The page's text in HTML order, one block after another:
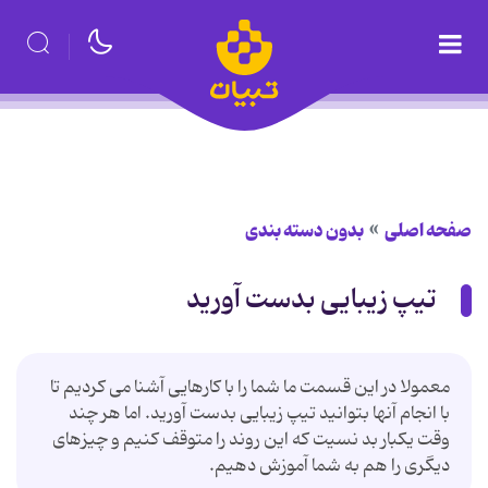
صفحه اصلی بدون دسته بندی
تیپ زیبایی بدست آورید
معمولا در این قسمت ما شما را با كارهایی آشنا می كردیم تا
با انجام آنها بتوانید تیپ زیبایی بدست آورید. اما هر چند
وقت یكبار بد نسیت كه این روند را متوقف كنیم و چیزهای
دیگری را هم به شما آموزش دهیم.